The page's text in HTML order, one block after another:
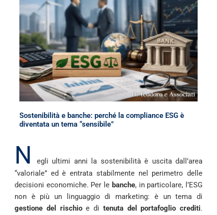
Sostenibilità e banche: perché la compliance ESG è
diventata un tema “sensibile”
N
egli ultimi anni la sostenibilità è uscita dall’area
“valoriale” ed è entrata stabilmente nel perimetro delle
decisioni economiche. Per le banche, in particolare, l’ESG
non è più un linguaggio di marketing: è un tema di
gestione del rischioe di tenuta del portafoglio crediti.